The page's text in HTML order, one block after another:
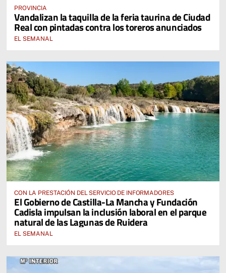
PROVINCIA
Vandalizan la taquilla de la feria taurina de Ciudad
Real con pintadas contra los toreros anunciados
EL SEMANAL
CON LA PRESTACIÓN DEL SERVICIO DE INFORMADORES
El Gobierno de Castilla-La Mancha y Fundación
Cadisla impulsan la inclusión laboral en el parque
natural de las Lagunas de Ruidera
EL SEMANAL